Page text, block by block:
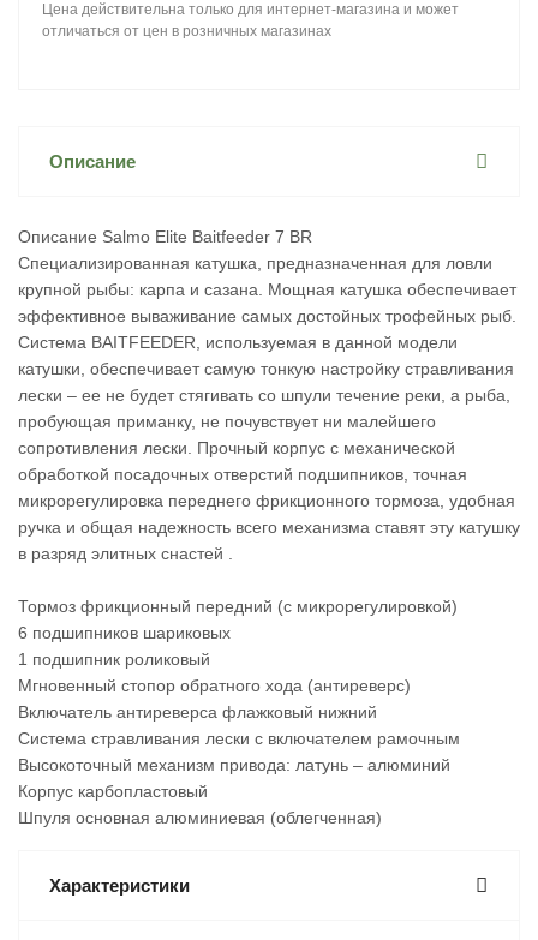
Цена действительна только для интернет-магазина и может
отличаться от цен в розничных магазинах
Описание
Описание Salmo Elite Baitfeeder 7 BR
Специализированная катушка, предназначенная для ловли
крупной рыбы: карпа и сазана. Мощная катушка обеспечивает
эффективное вываживание самых достойных трофейных рыб.
Система BAITFEEDER, используемая в данной модели
катушки, обеспечивает самую тонкую настройку стравливания
лески – ее не будет стягивать со шпули течение реки, а рыба,
пробующая приманку, не почувствует ни малейшего
сопротивления лески. Прочный корпус с механической
обработкой посадочных отверстий подшипников, точная
микрорегулировка переднего фрикционного тормоза, удобная
ручка и общая надежность всего механизма ставят эту катушку
в разряд элитных снастей .
Тормоз фрикционный передний (с микрорегулировкой)
6 подшипников шариковых
1 подшипник роликовый
Мгновенный стопор обратного хода (антиреверс)
Включатель антиреверса флажковый нижний
Система стравливания лески с включателем рамочным
Высокоточный механизм привода: латунь – алюминий
Корпус карбопластовый
Шпуля основная алюминиевая (облегченная)
Характеристики